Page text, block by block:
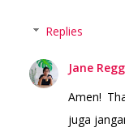
Replies
Jane
Amen!
juga